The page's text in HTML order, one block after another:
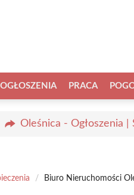
OGŁOSZENIA PRACA
Oleśnica - Ogłoszenia
/ Biuro Nieruchomości